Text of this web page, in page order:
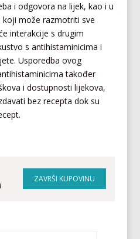
i odgovora na lijek, kao i u
može razmotriti sve
interakcije s drugim
s antihistaminicima i
Usporedba ovog
također
i dostupnosti lijekova,
bez recepta dok su